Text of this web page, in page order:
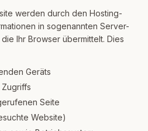
werden durch den Hosting-
in sogenannten Server-
Ihr Browser übermittelt. Dies
Geräts
Seite
Website)